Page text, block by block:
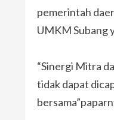
pemerintah
UMKM Subang
“Sinergi Mitra
tidak dapat